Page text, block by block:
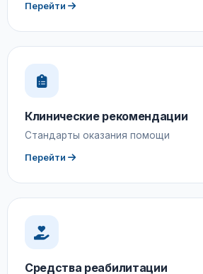
Перейти
Клинические рекомендации
Стандарты оказания помощи
Перейти
Средства реабилитации